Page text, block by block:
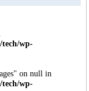
wp-
on null in
wp-